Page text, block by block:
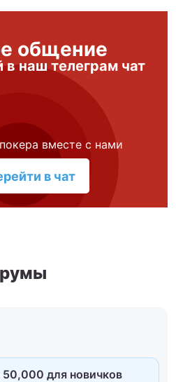
общение
в наш телеграм чат
вместе с нами
в чат
50,000 для новичков